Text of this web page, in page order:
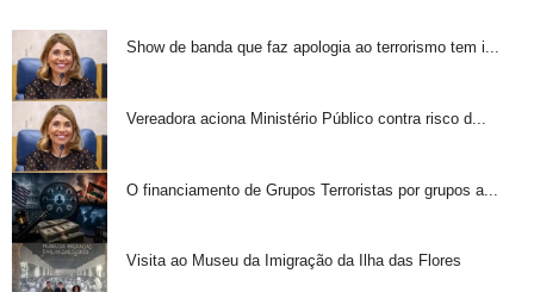
Show de banda que faz apologia ao terrorismo tem i...
Vereadora aciona Ministério Público contra risco d...
O financiamento de Grupos Terroristas por grupos a...
Visita ao Museu da Imigração da Ilha das Flores